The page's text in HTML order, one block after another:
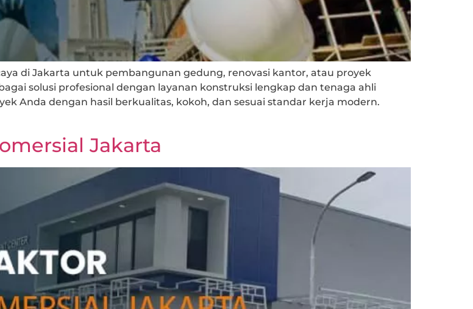
di Jakarta untuk pembangunan gedung, renovasi kantor, atau proyek
solusi profesional dengan layanan konstruksi lengkap dan tenaga ahli
Anda dengan hasil berkualitas, kokoh, dan sesuai standar kerja modern.
Jakarta